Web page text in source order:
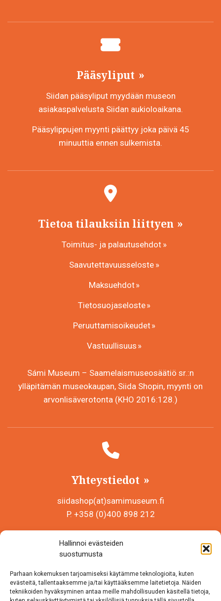
Hallinnoi evästeiden
suostumusta
Parhaan kokemuksen tarjoamiseksi käytämme teknologioita, kuten
evästeitä, tallentaaksemme ja/tai käyttääksemme laitetietoja. Näiden
tekniikoiden hyväksyminen antaa meille mahdollisuuden käsitellä tietoja,
Pääsyliput
Siidan pääsyliput myydään museon
asiakaspalvelusta Siidan aukioloaikana.
Pääsylippujen myynti päättyy joka päivä 45
minuuttia ennen sulkemista.
Tietoa tilauksiin liittyen
Toimitus- ja palautusehdot
Saavutettavuusseloste
Maksuehdot
Tietosuojaseloste
Peruuttamisoikeudet
Vastuullisuus
Sámi Museum – Saamelaismuseosäätiö sr.:n
ylläpitämän museokaupan, Siida Shopin, myynti on
arvonlisäverotonta (KHO 2016:128.)
Yhteystiedot
siidashop(at)samimuseum.fi
P. +358 (0)400 898 212
Y-tunnus 0625907-2
Inarintie 46
99870 Inari